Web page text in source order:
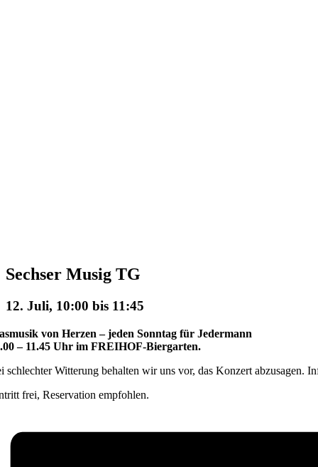
Sechser Musig TG
12. Juli, 10:00 bis 11:45
von Herzen – jeden Sonntag für Jedermann
– 11.45 Uhr im FREIHOF-Biergarten.
schlechter Witterung behalten wir uns vor, das Konzert abzusagen.
frei, Reservation empfohlen.